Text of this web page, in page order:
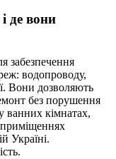
де вони
забезпечення
водопроводу,
Вони дозволяють
без порушення
ванних кімнатах,
Україні.